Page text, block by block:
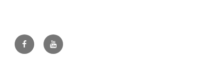
FacebookYoutube